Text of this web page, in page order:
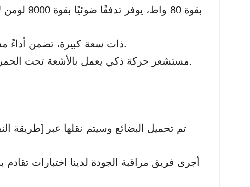
بطارية LiFePO4 ذات سعة كبيرة، تضمن أداءً مستقرًا حتى خلال 7-10 أيام ممطرة.
مستشعر حركة ذكي يعمل بالأشعة تحت الحمراء + تحكم زمني، يوازن بين السطوع وكفاءة الطاقة.
تم تحميل البضائع وسيتم نقلها عبر [طريقة